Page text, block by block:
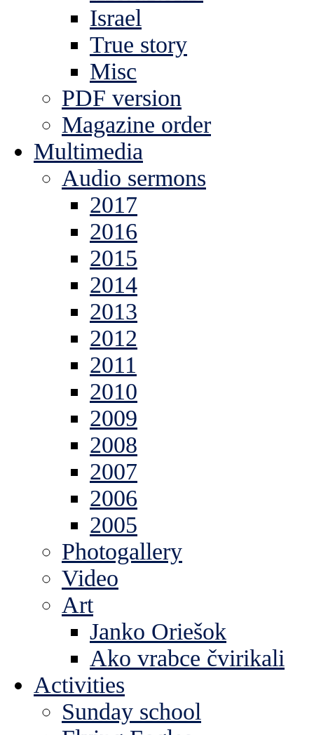
Israel
True story
Misc
PDF version
Magazine order
Multimedia
Audio sermons
2017
2016
2015
2014
2013
2012
2011
2010
2009
2008
2007
2006
2005
Photogallery
Video
Art
Janko Oriešok
Ako vrabce čvirikali
Activities
Sunday school